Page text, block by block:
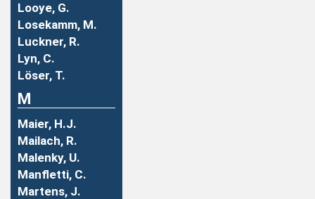
Looye, G.
Losekamm, M.
Luckner, R.
Lyn, C.
Löser, T.
M
Maier, H.J.
Mailach, R.
Malenky, U.
Manfletti, C.
Martens, J.